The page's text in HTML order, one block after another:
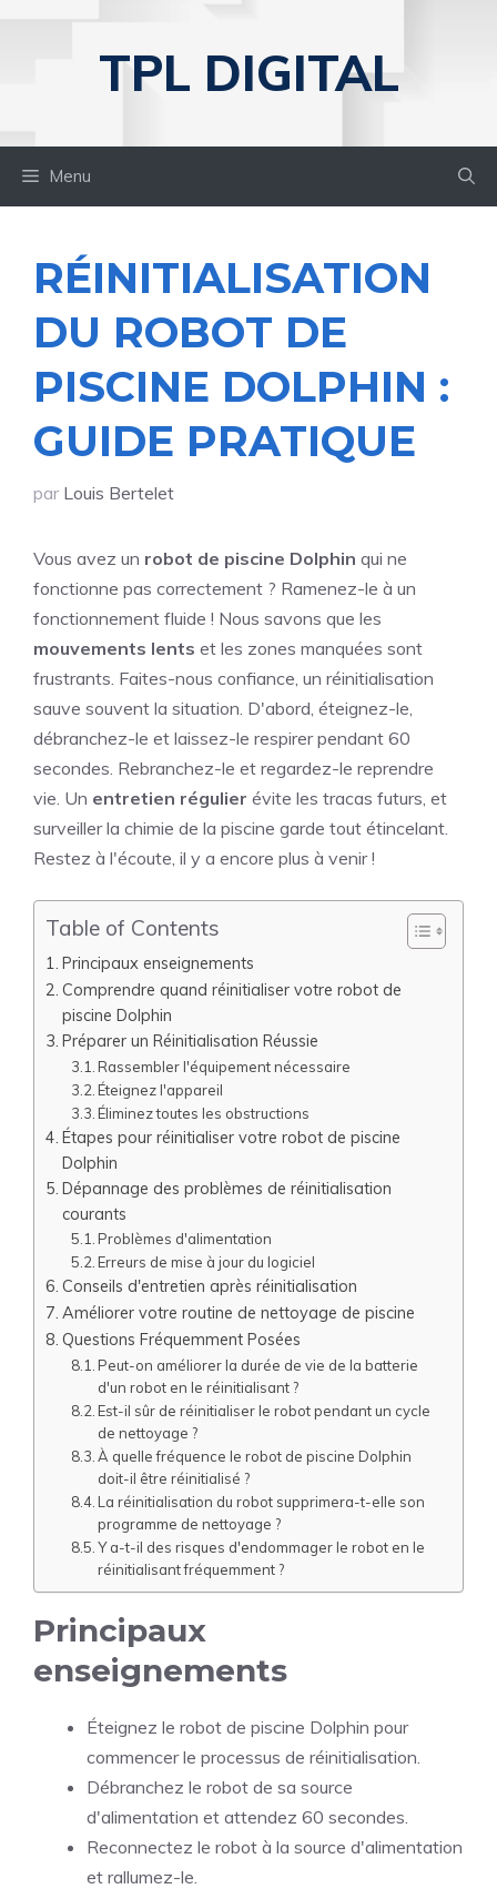
TPL DIGITAL
Menu
RÉINITIALISATION
DU ROBOT DE
PISCINE DOLPHIN :
GUIDE PRATIQUE
par Louis Bertelet
Vous avez un robot de piscine Dolphin qui ne
fonctionne pas correctement ? Ramenez-le à un
fonctionnement fluide ! Nous savons que les
mouvements lents et les zones manquées sont
frustrants. Faites-nous confiance, un réinitialisation
sauve souvent la situation. D'abord, éteignez-le,
débranchez-le et laissez-le respirer pendant 60
secondes. Rebranchez-le et regardez-le reprendre
vie. Un entretien régulier évite les tracas futurs, et
surveiller la chimie de la piscine garde tout étincelant.
Restez à l'écoute, il y a encore plus à venir !
Table of Contents
Principaux enseignements
Comprendre quand réinitialiser votre robot de
piscine Dolphin
Préparer un Réinitialisation Réussie
Rassembler l'équipement nécessaire
Éteignez l'appareil
Éliminez toutes les obstructions
Étapes pour réinitialiser votre robot de piscine
Dolphin
Dépannage des problèmes de réinitialisation
courants
Problèmes d'alimentation
Erreurs de mise à jour du logiciel
Conseils d'entretien après réinitialisation
Améliorer votre routine de nettoyage de piscine
Questions Fréquemment Posées
Peut-on améliorer la durée de vie de la batterie
d'un robot en le réinitialisant ?
Est-il sûr de réinitialiser le robot pendant un cycle
de nettoyage ?
À quelle fréquence le robot de piscine Dolphin
doit-il être réinitialisé ?
La réinitialisation du robot supprimera-t-elle son
programme de nettoyage ?
Y a-t-il des risques d'endommager le robot en le
réinitialisant fréquemment ?
Principaux
enseignements
Éteignez le robot de piscine Dolphin pour
commencer le processus de réinitialisation.
Débranchez le robot de sa source
d'alimentation et attendez 60 secondes.
Reconnectez le robot à la source d'alimentation
et rallumez-le.